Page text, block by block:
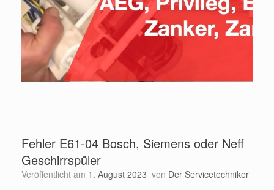
Fehler E61-04 Bosch, Siemens oder Neff
Geschirrspüler
Veröffentlicht am 1. August 2023 von Der Servicetechniker